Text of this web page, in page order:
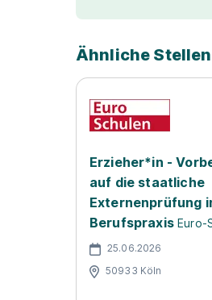
Ähnliche Stellen
Erzieher*in -
auf die staatliche
Externenprüfung
Berufspraxis Euro-
25.06.2026
50933 Köln